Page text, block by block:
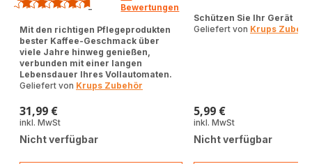
-
Bewertungen
Mit den richtigen Pflegeprodukten
bester Kaffee-Geschmack über
viele Jahre hinweg genießen,
verbunden mit einer langen
Lebensdauer Ihres Vollautomaten.
Geliefert von Krups Zubehör
Preis
31,99 €
inkl. MwSt
Nicht verfügbar
Schützen Sie Ihr Gerät
Geliefert von Krups
Preis
5,99 €
inkl. MwSt
Nicht verfügbar